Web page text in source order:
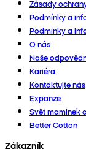
Zásady
Podmínky a
Podmínky a
O nás
Naše
Kariéra
Kontaktujte nás
Expanze
Svět maminek
Better Cotton
Zákazník